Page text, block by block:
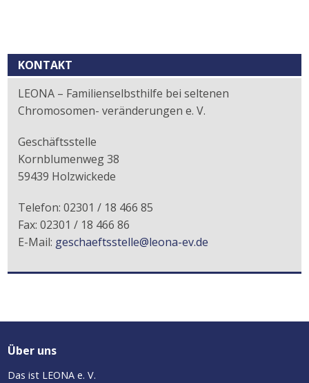
Kontext
KONTAKT
LEONA – Familienselbsthilfe bei seltenen
Chromosomen- veränderungen e. V.
Geschäftsstelle
Kornblumenweg 38
59439 Holzwickede
Telefon: 02301 / 18 466 85
Fax: 02301 / 18 466 86
E-Mail: geschaeftsstelle@leona-ev.de
Über uns
Das ist LEONA e. V.